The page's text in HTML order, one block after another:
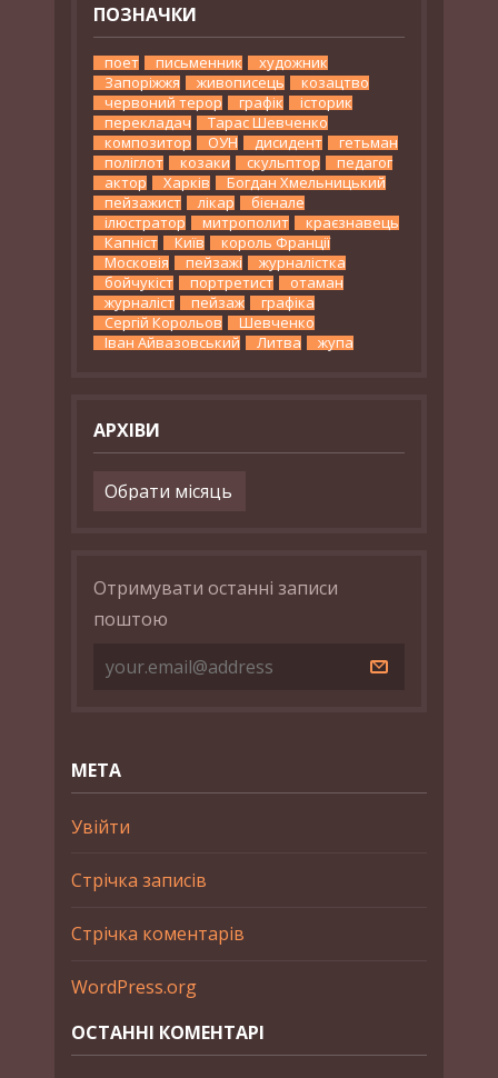
ПОЗНАЧКИ
поет письменник
художник
Запоріжжя
живописець
козацтво
червоний терор
графік
історик
перекладач
Тарас Шевченко
композитор
ОУН дисидент
гетьман
поліглот
козаки скульптор
педагог
актор
Харків
Богдан Хмельницький
пейзажист
лікар
бієнале
ілюстратор
митрополит
краєзнавець
Капніст
Київ
король Франції
Московія
пейзажі
журналістка
бойчукіст
портретист
отаман
журналіст
пейзаж
графіка
Сергій Корольов
Шевченко
Іван Айвазовський
Литва жупа
АРХІВИ
Архіви
Отримувати останні записи
поштою
МЕТА
Увійти
Стрічка записів
Стрічка коментарів
WordPress.org
ОСТАННІ КОМЕНТАРІ